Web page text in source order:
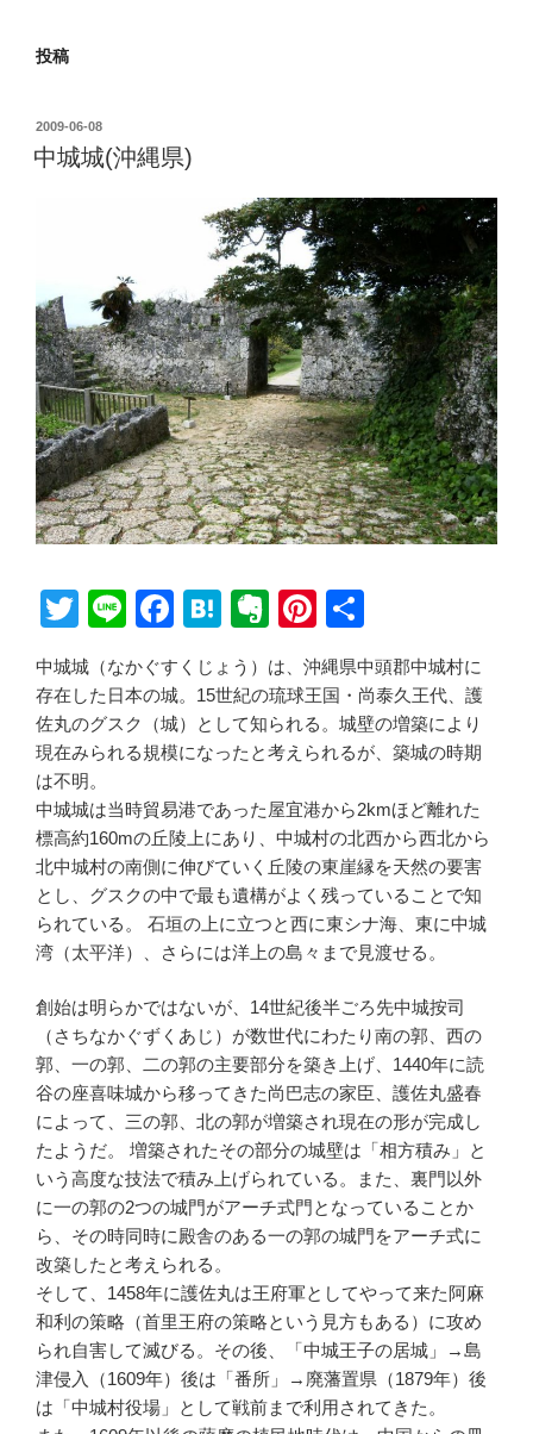
投稿
投
稿
日:
2009-06-08
中城城(沖縄県)
T
wi
tt
er
Li
e
F
c
e
b
o
o
k
H
e
n
a
E
er
n
ot
e
Pi
er
e
st
有
中城城（なかぐすくじょう）は、沖縄県中頭郡中城村に
存在した日本の城。15世紀の琉球王国・尚泰久王代、護
佐丸のグスク（城）として知られる。城壁の増築により
現在みられる規模になったと考えられるが、築城の時期
は不明。
中城城は当時貿易港であった屋宜港から2kmほど離れた
標高約160mの丘陵上にあり、中城村の北西から西北から
北中城村の南側に伸びていく丘陵の東崖縁を天然の要害
とし、グスクの中で最も遺構がよく残っていることで知
られている。 石垣の上に立つと西に東シナ海、東に中城
湾（太平洋）、さらには洋上の島々まで見渡せる。
創始は明らかではないが、14世紀後半ごろ先中城按司
（さちなかぐずくあじ）が数世代にわたり南の郭、西の
郭、一の郭、二の郭の主要部分を築き上げ、1440年に読
谷の座喜味城から移ってきた尚巴志の家臣、護佐丸盛春
によって、三の郭、北の郭が増築され現在の形が完成し
たようだ。 増築されたその部分の城壁は「相方積み」と
いう高度な技法で積み上げられている。また、裏門以外
に一の郭の2つの城門がアーチ式門となっていることか
ら、その時同時に殿舎のある一の郭の城門をアーチ式に
改築したと考えられる。
そして、1458年に護佐丸は王府軍としてやって来た阿麻
和利の策略（首里王府の策略という見方もある）に攻め
られ自害して滅びる。その後、「中城王子の居城」→島
津侵入（1609年）後は「番所」→廃藩置県（1879年）後
は「中城村役場」として戦前まで利用されてきた。